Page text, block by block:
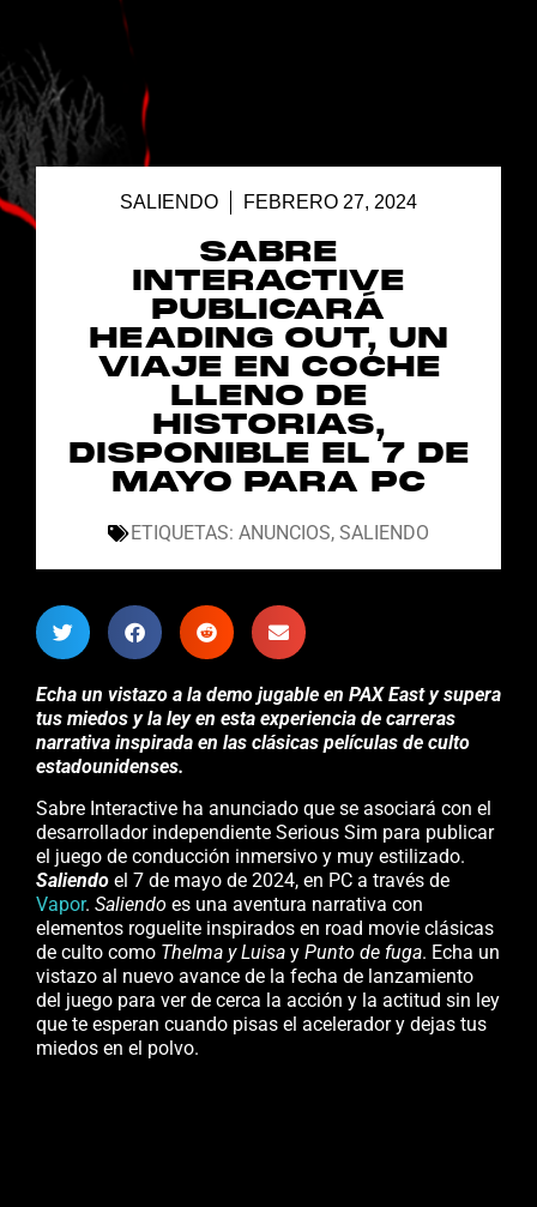
SALIENDO FEBRERO 27, 2024
SABRE
INTERACTIVE
PUBLICARÁ
HEADING OUT, UN
VIAJE EN COCHE
LLENO DE
HISTORIAS,
DISPONIBLE EL 7 DE
MAYO PARA PC
ETIQUETAS: ANUNCIOS, SALIENDO
Echa un vistazo a la demo jugable en PAX East y supera
tus miedos y la ley en esta experiencia de carreras
narrativa inspirada en las clásicas películas de culto
estadounidenses.
Sabre Interactive ha anunciado que se asociará con el
desarrollador independiente Serious Sim para publicar
el juego de conducción inmersivo y muy estilizado.
Saliendo el 7 de mayo de 2024, en PC a través de
Vapor. Saliendo es una aventura narrativa con
elementos roguelite inspirados en road movie clásicas
de culto como Thelma y Luisa y Punto de fuga. Echa un
vistazo al nuevo avance de la fecha de lanzamiento
del juego para ver de cerca la acción y la actitud sin ley
que te esperan cuando pisas el acelerador y dejas tus
miedos en el polvo.